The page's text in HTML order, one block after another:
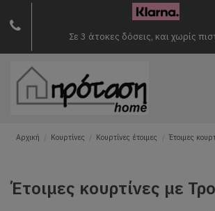
Σε 3 άτοκες δόσεις, και χωρίς
Αρχική Κουρτίνες Κουρτίνες έτοιμες Έτοιμες
Έτοιμες κουρτίνες με